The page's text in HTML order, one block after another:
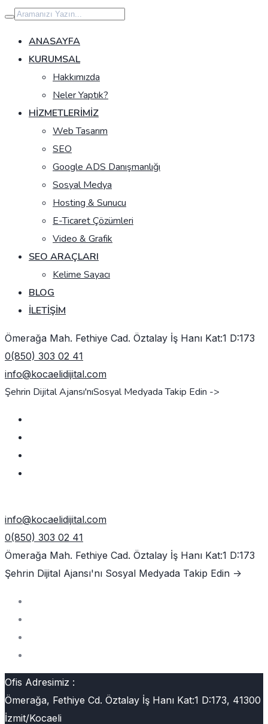
İçeriğe
geç
ANASAYFA
KURUMSAL
Hakkımızda
Neler Yaptık?
HIZMETLERIMIZ
Web Tasarım
SEO
Google ADS Danışmanlığı
Sosyal Medya
Hosting & Sunucu
E-Ticaret Çözümleri
Video & Grafik
SEO ARAÇLARI
Kelime Sayacı
BLOG
İLETIŞIM
Ömerağa Mah. Fethiye Cad. Öztalay İş Hanı Kat:1 D:173
0(850) 303 02 41
info@kocaelidijital.com
Şehrin Dijital Ajansı'nıSosyal Medyada Takip Edin ->
info@kocaelidijital.com
0(850) 303 02 41
Ömerağa Mah. Fethiye Cad. Öztalay İş Hanı Kat:1 D:173
Şehrin Dijital Ajansı'nı Sosyal Medyada Takip Edin ->
Ofis Adresimiz :
Ömerağa, Fethiye Cd. Öztalay İş Hanı Kat:1 D:173, 41300
İzmit/Kocaeli